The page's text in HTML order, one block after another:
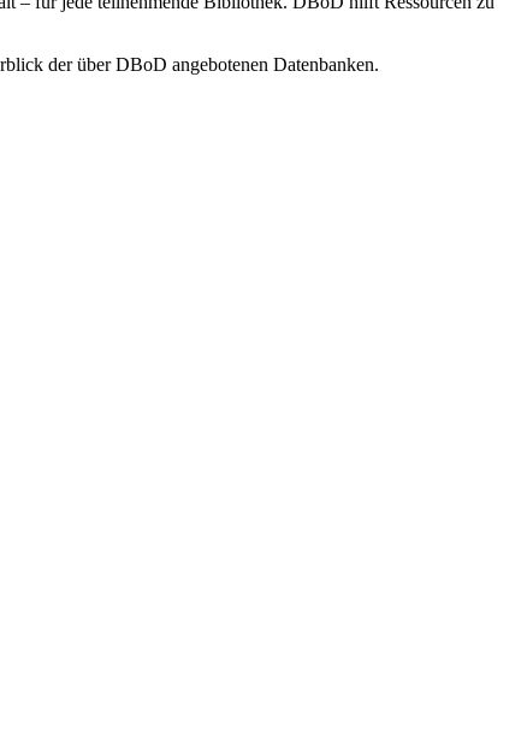
der über DBoD angebotenen Datenbanken.